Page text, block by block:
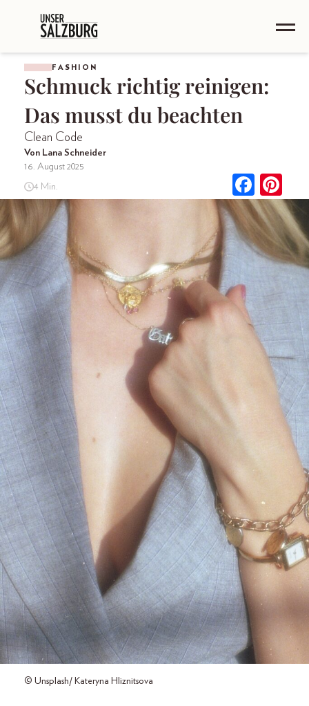
FASHION
Schmuck richtig reinigen:
Das musst du beachten
Clean Code
Von Lana Schneider
16. August 2025
4 Min.
© Unsplash/ Kateryna Hliznitsova